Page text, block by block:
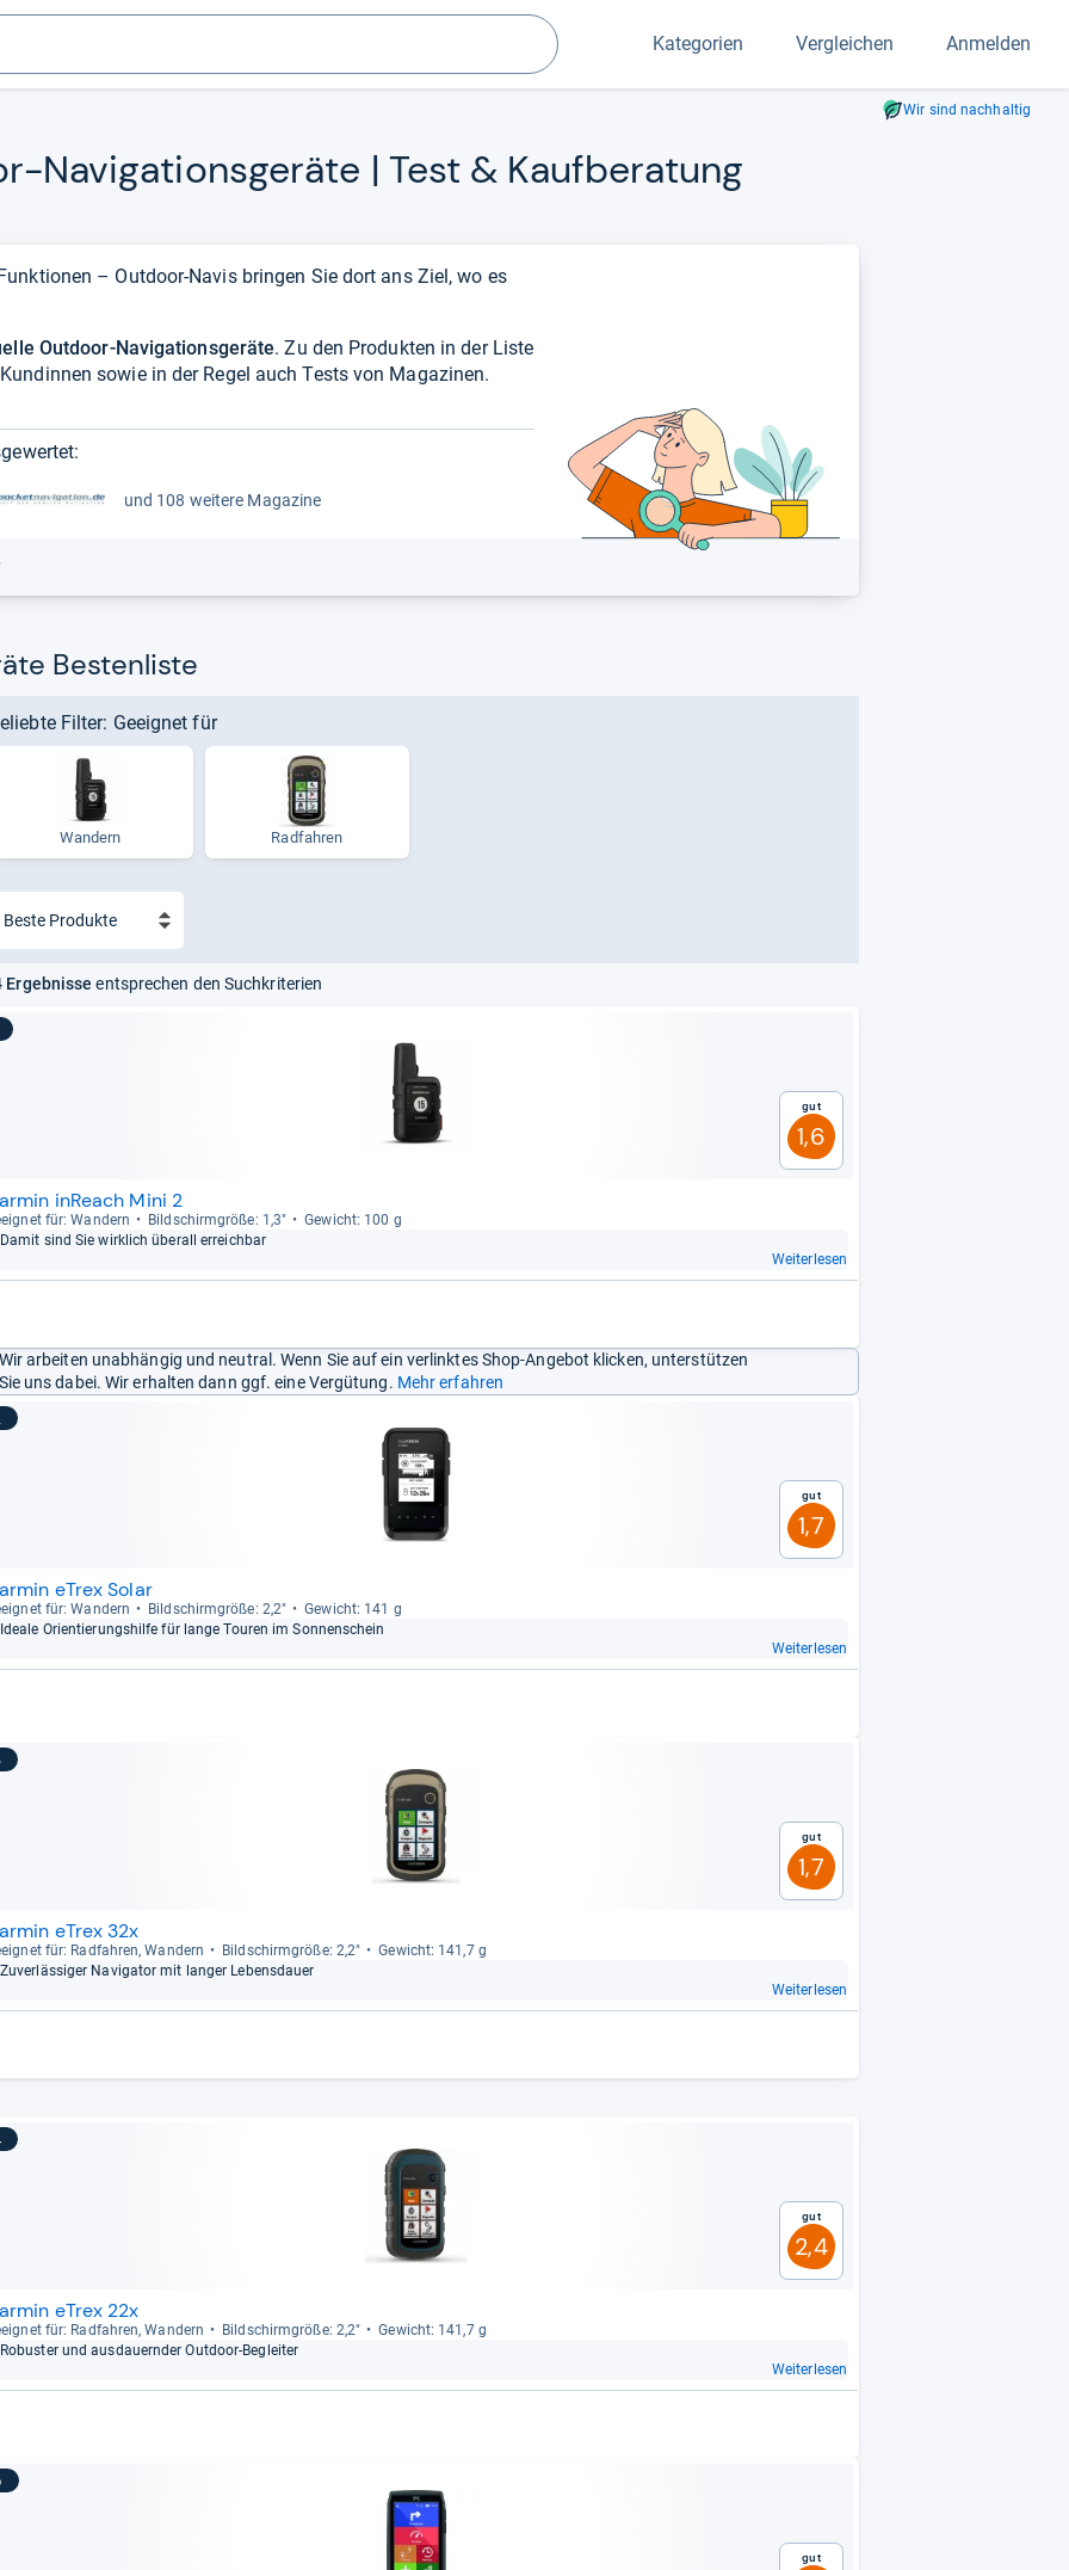
Suchen Kategorien Vergleichen Anmelden
Wir sind nachhaltig
​Navi­ga­ti­ons­ge­räte | Test & Kauf­be­ra­tung
– Outdoor-Navis bringen Sie dort ans Ziel, wo es
Outdoor-Navigationsgeräte. Zu den Produkten in der Liste
sowie in der Regel auch Tests von Magazinen.
und 108 weitere Magazine
Bestenliste
Filter: Geeignet für
Wandern Radfahren
Ergebnisse entsprechen den Suchkriterien
Gut
1,6
inReach Mini 2
für: Wan­dern Bild­schirm­größe: 1,3"
Gewicht: 100 g
Damit sind Sie wirk­lich über­all erreich­bar
Weiterlesen
arbeiten unabhängig und neutral. Wenn Sie auf ein verlinktes Shop-Angebot klicken, unterstützen
uns dabei. Wir erhalten dann ggf. eine Vergütung. Mehr erfahren
Gut
1,7
eTrex Solar
für: Wan­dern Bild­schirm­größe: 2,2"
Gewicht: 141 g
Ideale Ori­en­tie­rungs­hilfe für lange Tou­ren im Son­nen­schein
Weiterlesen
Gut
1,7
eTrex 32x
für: Rad­fah­ren, Wan­dern Bild­schirm­größe: 2,2"
Gewicht: 141,7 g
Zuver­läs­si­ger Navi­ga­tor mit lan­ger Lebens­dauer
Weiterlesen
Gut
2,4
eTrex 22x
für: Rad­fah­ren, Wan­dern Bild­schirm­größe: 2,2"
Gewicht: 141,7 g
Robus­ter und aus­dau­ern­der Out­door-​Beglei­ter
Weiterlesen
Gut